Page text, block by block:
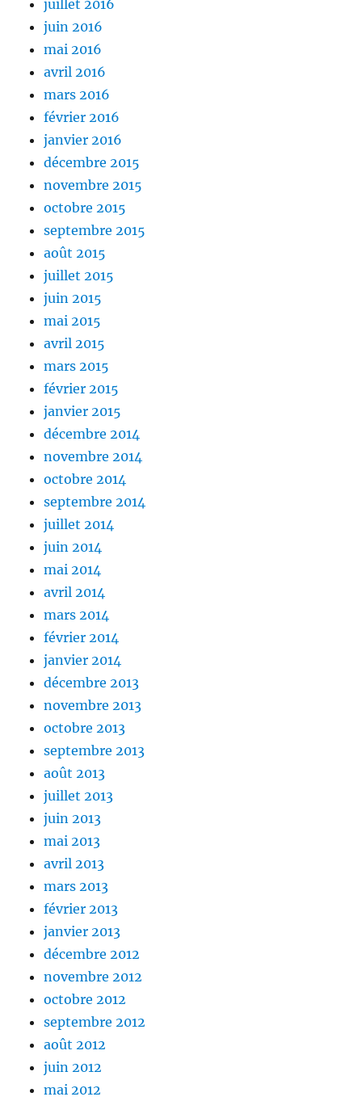
juillet 2016
juin 2016
mai 2016
avril 2016
mars 2016
février 2016
janvier 2016
décembre 2015
novembre 2015
octobre 2015
septembre 2015
août 2015
juillet 2015
juin 2015
mai 2015
avril 2015
mars 2015
février 2015
janvier 2015
décembre 2014
novembre 2014
octobre 2014
septembre 2014
juillet 2014
juin 2014
mai 2014
avril 2014
mars 2014
février 2014
janvier 2014
décembre 2013
novembre 2013
octobre 2013
septembre 2013
août 2013
juillet 2013
juin 2013
mai 2013
avril 2013
mars 2013
février 2013
janvier 2013
décembre 2012
novembre 2012
octobre 2012
septembre 2012
août 2012
juin 2012
mai 2012